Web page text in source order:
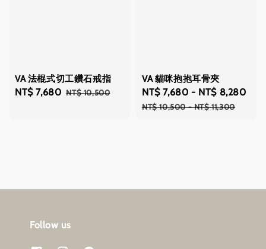
VA 法棍式切工鑽石戒指
Sale
NT$ 7,680 Regular
NT$ 10,500
VA 貓咪抱抱耳骨夾
Sale
price
NT$ 7,680 - NT$ 8,280
NT$ 10,500-NT$ 11,300
Follow us